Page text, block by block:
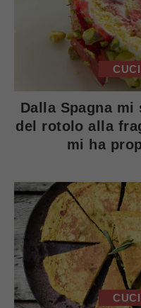
Dalla Spagna
del rotolo alla
mi ha